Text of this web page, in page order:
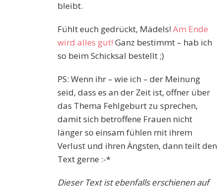
bleibt.
Fühlt euch gedrückt, Mädels!Am Ende
wird alles gut! Ganz bestimmt – hab ich
so beim Schicksal bestellt ;)
PS: Wenn ihr – wie ich – der Meinung
seid, dass es an der Zeit ist, offner über
das Thema Fehlgeburt zu sprechen,
damit sich betroffene Frauen nicht
länger so einsam fühlen mit ihrem
Verlust und ihren Ängsten, dann teilt den
Text gerne :-*
Dieser Text ist ebenfalls erschienen auf